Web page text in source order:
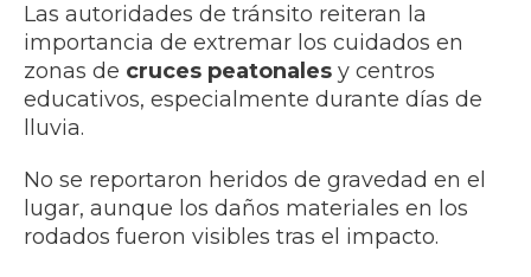
Las autoridades de tránsito reiteran la
importancia de extremar los cuidados en
zonas de cruces peatonales y centros
educativos, especialmente durante días de
lluvia.
No se reportaron heridos de gravedad en el
lugar, aunque los daños materiales en los
rodados fueron visibles tras el impacto.